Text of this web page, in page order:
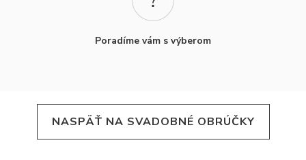
Poradíme vám s výberom
NASPÄŤ NA SVADOBNÉ OBRÚČKY